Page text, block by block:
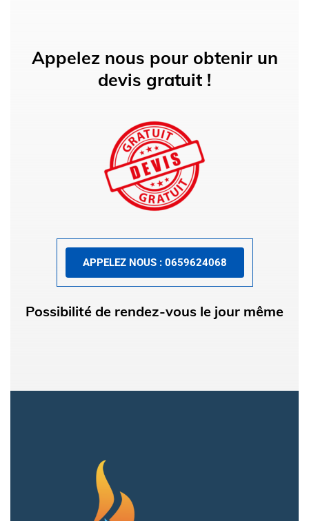
Appelez nous pour obtenir un
devis gratuit !
APPELEZ NOUS : 0659624068
Possibilité de rendez-vous le jour même